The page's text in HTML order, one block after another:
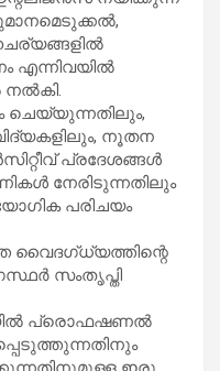
നൽകി.
ചെയ്യുന്നതിലും,
നൂതന
പ്രദേശങ്ങൾ
നേരിടുന്നതിലും
പരിചയം
വൈദഗ്ധ്യത്തിന്റെ
സംതൃപ്തി
പ്രൊഫഷണൽ